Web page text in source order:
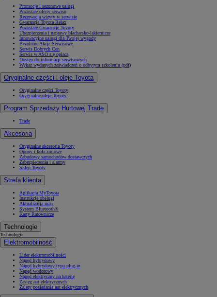
Promocje i sezonowe usługi
Pozostałe oferty serwisu
Rezerwacja wizyty w serwisie
Gwarancja Toyota Relax
Pozostałe Gwarancje Toyoty
Ubezpieczenia i naprawy blacharsko-lakiernicze
Innowacyjne usługi dla Twojej wygody
Bezpłatne Akcje Serwisowe
Serwis Dobrych Cen
Serwis w ASO się opłaca
Dostęp do informacji serwisowych
Wykaz wydanych zaświadczeń o odbytym szkoleniu (pdf)
Oryginalne części i oleje Toyota
Oryginalne części Toyoty
Oryginalne oleje Toyoty
Program Sprzedaży Hurtowej Trade
Trade
Akcesoria
Oryginalne akcesoria Toyoty
Opony i koła zimowe
Zabudowy samochodów dostawczych
Zabezpieczenia i alarmy
Sklep Toyoty
Strefa klienta
Aplikacja MyToyota
Instrukcje obsługi
Aktualizacja map
System Bluetooth®
Karty Ratownicze
Technologie
Technologie
Elektromobilność
Lider elektromobilności
Napęd hybrydowy
Napęd hybrydowy typu plug-in
Napęd wodorowy
Napęd elektryczny na baterię
Zasięg aut elektrycznych
Zalety posiadania aut elektrycznych